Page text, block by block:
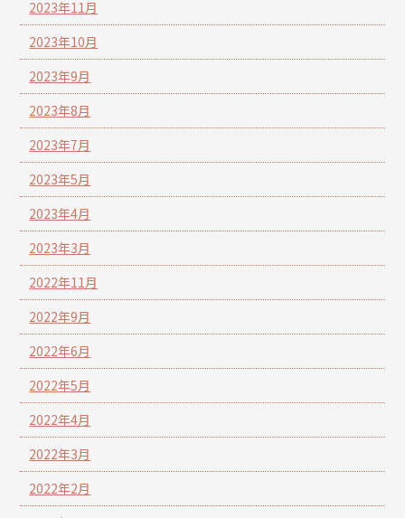
2023年11月
2023年10月
2023年9月
2023年8月
2023年7月
2023年5月
2023年4月
2023年3月
2022年11月
2022年9月
2022年6月
2022年5月
2022年4月
2022年3月
2022年2月